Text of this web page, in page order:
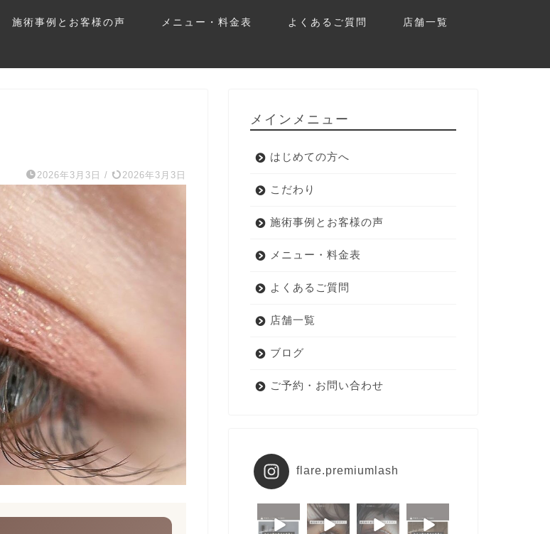
施術事例とお客様の声 メニュー・料金表 よくあるご質問 店舗一覧
2026年3月3日 / 2026年3月3日
メインメニュー
はじめての方へ
こだわり
施術事例とお客様の声
メニュー・料金表
よくあるご質問
店舗一覧
ブログ
ご予約・お問い合わせ
flare.premiumlash